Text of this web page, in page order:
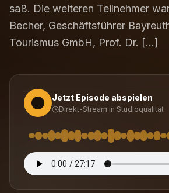
saß. Die weiteren Teilnehmer
Becher, Geschäftsführer
Tourismus GmbH, Prof. Dr. […]
Jetzt Episode abspielen
Direkt-Stream in Studioqualität